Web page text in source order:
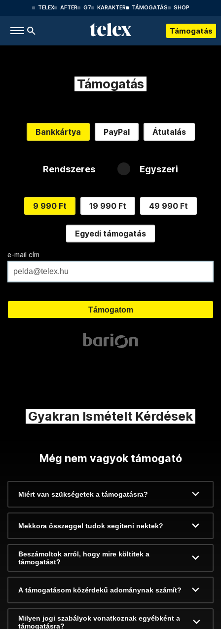
TELEX AFTER G7 KARAKTER TÁMOGATÁS SHOP
Támogatás
Támogatás
Bankkártya PayPal Átutalás
Rendszeres Egyszeri
9 990 Ft 19 990 Ft 49 990 Ft
Egyedi támogatás
e-mail cím
Gyakran Ismételt Kérdések
Még nem vagyok támogató
Miért van szükségetek a támogatásra?
Mekkora összeggel tudok segíteni nektek?
Beszámoltok arról, hogy mire költitek a
támogatást?
A támogatásom közérdekű adománynak számít?
Milyen jogi szabályok vonatkoznak egyébként a
támogatásra?